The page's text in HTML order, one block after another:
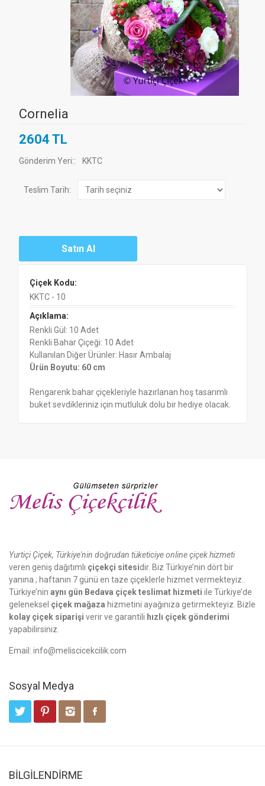
Cornelia
2604 TL
Gönderim Yeri:: KKTC
Teslim Tarih:
Çiçek Kodu:
KKTC - 10
Açıklama:
Renkli Gül: 10 Adet
Renkli Bahar Çiçeği: 10 Adet
Kullanılan Diğer Ürünler: Hasır Ambalaj
Ürün Boyutu: 60 cm
Rengarenk bahar çiçekleriyle hazırlanan hoş tasarımlı
buket sevdikleriniz için mutluluk dolu bir hediye olacak.
Yurtiçi Çiçek, Türkiye'nin doğrudan tüketiciye online çiçek hizmeti
veren geniş dağıtımlı çiçekçi sitesidir. Biz Türkiye’nin dört bir
yanına ; haftanın 7 günü en taze çiçeklerle hizmet vermekteyiz..
Türkiye’nin aynı gün Bedava çiçek teslimat hizmeti ile Türkiye’de
geleneksel çiçek mağaza hizmetini ayağınıza getirmekteyiz. Bizle
kolay çiçek siparişi verir ve garantili hızlı çiçek gönderimi
yapabilirsiniz.
Email: info@meliscicekcilik.com
Sosyal Medya
BİLGİLENDİRME